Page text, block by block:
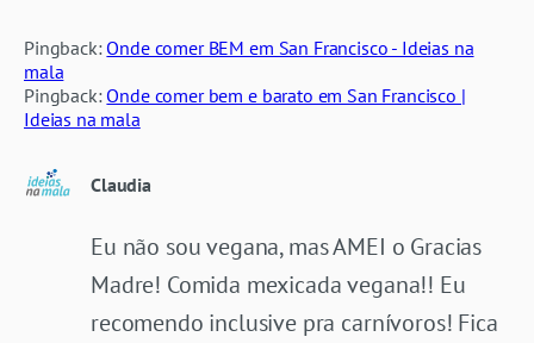
Pingback:Onde comer BEM em San Francisco - Ideias na
mala
Pingback:Onde comer bem e barato em San Francisco |
Ideias na mala
Claudia
Eu não sou vegana, mas AMEI o Gracias
Madre! Comida mexicada vegana!! Eu
recomendo inclusive pra carnívoros! Fica